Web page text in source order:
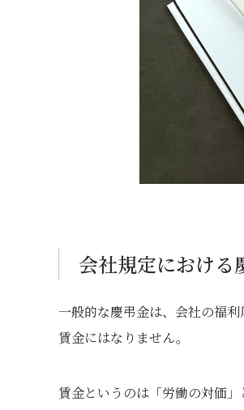
会社規定における
一般的な慶弔金は、会社の福
賃金にはなりません。
賃金というのは「労働の対価